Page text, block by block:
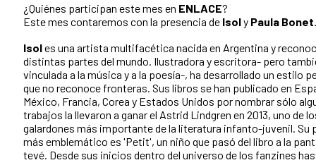
¿Quiénes participan este mes en ENLACE?
Este mes contaremos con la presencia de Isoly Paula Bonet.
Isoles una artista multifacética nacida en Argentina y
distintas partes del mundo. Ilustradora y escritora- pero
vinculada a la música y a la poesía-, ha desarrollado un estilo
que no reconoce fronteras. Sus libros se han publicado en
México, Francia, Corea y Estados Unidos por nombrar sólo
trabajos la llevaron a ganar el Astrid Lindgren en 2013, uno de
galardones más importante de la literatura infanto-juvenil. Su
más emblemático es 'Petit', un niño que pasó del libro a la
tevé. Desde sus inicios dentro del universo de los fanzines